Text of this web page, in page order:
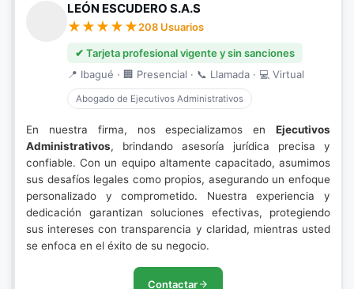
LEÓN ESCUDERO S.A.S
208 Usuarios
✔ Tarjeta profesional vigente y sin sanciones
📍 Ibagué · 🏢 Presencial · 📞 Llamada · 💻 Virtual
Abogado de Ejecutivos Administrativos
En nuestra firma, nos especializamos en Ejecutivos
Administrativos, brindando asesoría jurídica precisa y
confiable. Con un equipo altamente capacitado, asumimos
sus desafíos legales como propios, asegurando un enfoque
personalizado y comprometido. Nuestra experiencia y
dedicación garantizan soluciones efectivas, protegiendo
sus intereses con transparencia y claridad, mientras usted
se enfoca en el éxito de su negocio.
Contactar